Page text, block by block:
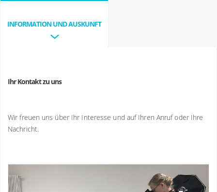
INFORMATION UND AUSKUNFT
Ihr Kontakt zu uns
Wir freuen uns über Ihr Interesse und auf Ihren Anruf oder Ihre
Nachricht.